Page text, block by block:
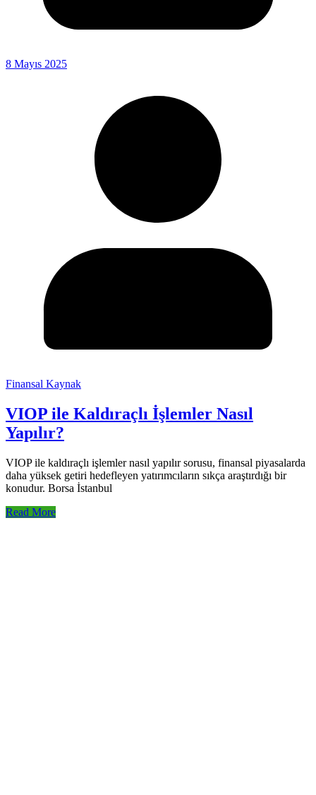
8 Mayıs 2025
Finansal Kaynak
VIOP ile Kaldıraçlı İşlemler Nasıl
Yapılır?
VIOP ile kaldıraçlı işlemler nasıl yapılır sorusu, finansal piyasalarda
daha yüksek getiri hedefleyen yatırımcıların sıkça araştırdığı bir
konudur. Borsa İstanbul
Read More